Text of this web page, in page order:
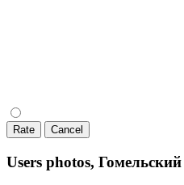
Rate Cancel
Users photos,